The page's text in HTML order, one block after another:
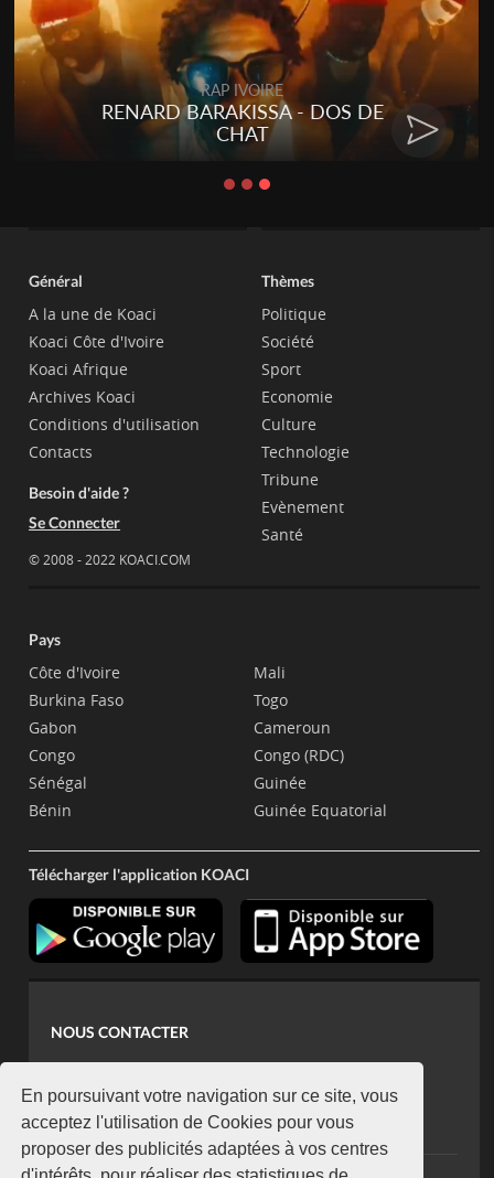
En poursuivant votre navigation sur ce site, vous
acceptez l'utilisation de Cookies pour vous
proposer des publicités adaptées à vos centres
RAP IVOIRE
RENARD BARAKISSA - DOS DE
CHAT
Général
A la une de Koaci
Koaci Côte d'Ivoire
Koaci Afrique
Archives Koaci
Conditions d'utilisation
Contacts
Besoin d'aide ?
Se Connecter
© 2008 - 2022 KOACI.COM
Thèmes
Politique
Société
Sport
Economie
Culture
Technologie
Tribune
Evènement
Santé
Pays
Côte d'Ivoire
Burkina Faso
Gabon
Congo
Sénégal
Bénin
Mali
Togo
Cameroun
Congo (RDC)
Guinée
Guinée Equatorial
Télécharger l'application KOACI
NOUS CONTACTER
koaci@yahoo.fr
+225 07 08 85 52 93